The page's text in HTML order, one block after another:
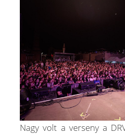
Nagy volt a verseny a